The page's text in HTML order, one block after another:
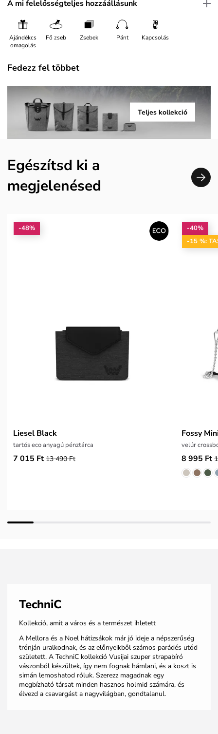
A mi felelősségteljes hozzáállásunk
Ajándékcs
omagolás
Fő zseb Zsebek Pánt Kapcsolás
Fedezz fel többet
Teljes kollekció
Egészítsd ki a
megjelenésed
-48%
Liesel Black
tartós eco anyagú pénztárca
7 015 Ft 13 490 Ft
-40%
-15 %:
Fossy
velúr
8 995 Ft
TechniC
Kollekció, amit a város és a természet ihletett
A Mellora és a Noel hátizsákok már jó ideje a népszerűség
trónján uralkodnak, és az előnyeikből számos parádés utód
született. A TechniC kollekció Vusijai szuper strapabíró
vászonból készültek, így nem fognak hámlani, és a koszt is
simán lemoshatod róluk. Szerezz magadnak egy
megbízható társat minden hasznos holmid számára, és
élvezd a csavargást a nagyvilágban, gondtalanul.